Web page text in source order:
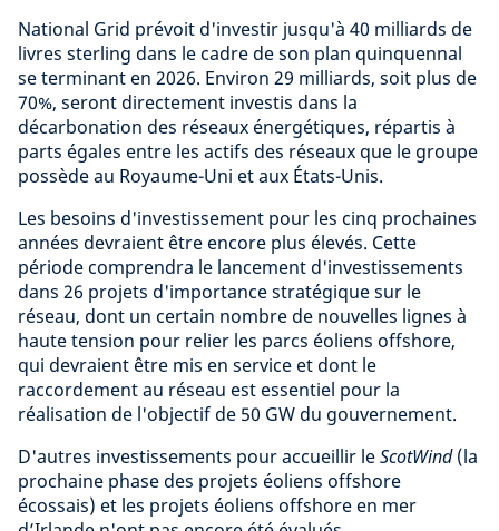
National Grid prévoit d'investir jusqu'à 40 milliards de
livres sterling dans le cadre de son plan quinquennal
se terminant en 2026. Environ 29 milliards, soit plus de
70%, seront directement investis dans la
décarbonation des réseaux énergétiques, répartis à
parts égales entre les actifs des réseaux que le groupe
possède au Royaume-Uni et aux États-Unis.
Les besoins d'investissement pour les cinq prochaines
années devraient être encore plus élevés. Cette
période comprendra le lancement d'investissements
dans 26 projets d'importance stratégique sur le
réseau, dont un certain nombre de nouvelles lignes à
haute tension pour relier les parcs éoliens offshore,
qui devraient être mis en service et dont le
raccordement au réseau est essentiel pour la
réalisation de l'objectif de 50 GW du gouvernement.
D'autres investissements pour accueillir leScotWind(la
prochaine phase des projets éoliens offshore
écossais) et les projets éoliens offshore en mer